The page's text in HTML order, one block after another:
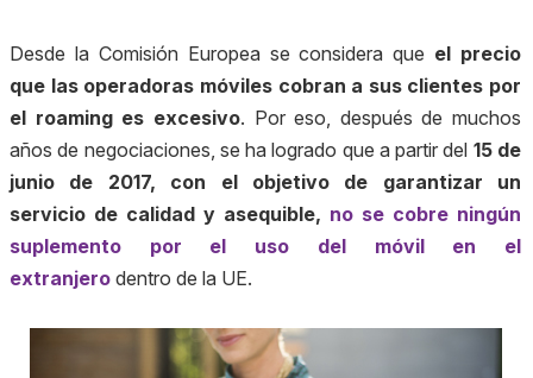
Desde la Comisión Europea se considera que el precio
que las operadoras móviles cobran a sus clientes por
el roaming es excesivo. Por eso, después de muchos
años de negociaciones, se ha logrado que a partir del 15 de
junio de 2017, con el objetivo de garantizar un
servicio de calidad y asequible, no se cobre ningún
suplemento por el uso del móvil en el
extranjero dentro de la UE.